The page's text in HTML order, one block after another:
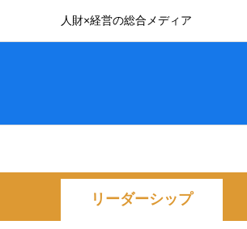
人財×経営の総合メディア
リーダーシップ